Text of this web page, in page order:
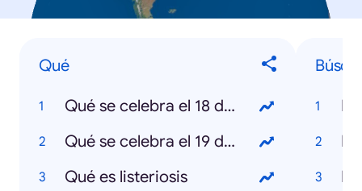
Qué
Qué se celebra el 18 de julio
Qué se celebra el 19 de abril
Qué es listeriosis